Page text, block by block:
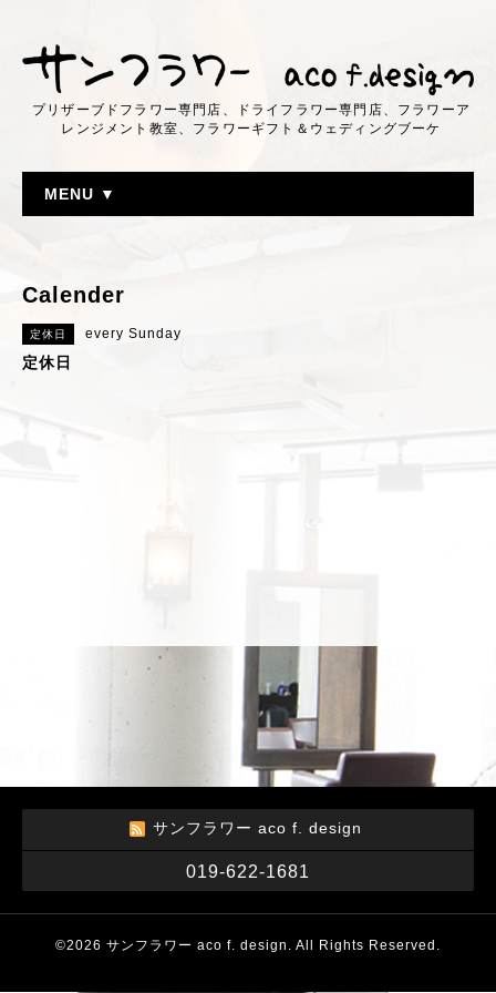
プリザーブドフラワー専門店、ドライフラワー専門店、フラワーア
レンジメント教室、フラワーギフト＆ウェディングブーケ
MENU ▼
Calender
定休日 every Sunday
定休日
サンフラワー aco f. design
019-622-1681
©2026 サンフラワー aco f. design . All Rights Reserved.